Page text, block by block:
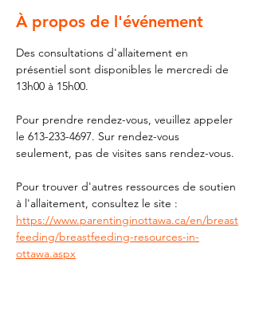
À propos de l'événement
Des consultations d'allaitement en
présentiel sont disponibles le mercredi de
13h00 à 15h00.
Pour prendre rendez-vous, veuillez appeler
le 613-233-4697. Sur rendez-vous
seulement, pas de visites sans rendez-vous.
Pour trouver d'autres ressources de soutien
à l'allaitement, consultez le site :
https://www.parentinginottawa.ca/en/breast
feeding/breastfeeding-resources-in-
ottawa.aspx